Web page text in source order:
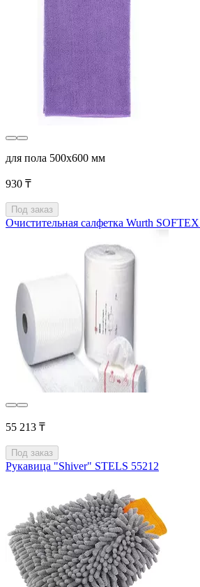
для пола 500x600 мм
930 ₸
Под заказ
Очистительная салфетка Wurth
55 213 ₸
Под заказ
Рукавица "Shiver" STELS 55212